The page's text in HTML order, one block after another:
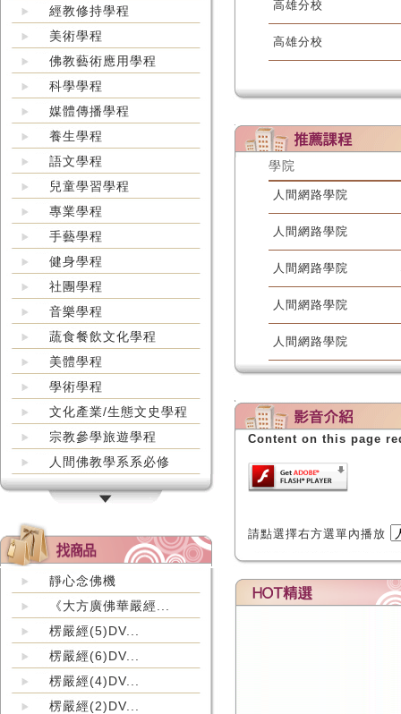
經教修持學程
美術學程
佛教藝術應用學程
科學學程
媒體傳播學程
養生學程
語文學程
兒童學習學程
專業學程
手藝學程
健身學程
社團學程
音樂學程
蔬食餐飲文化學程
美體學程
學術學程
文化產業/生態文史學程
宗教參學旅遊學程
人間佛教學系系必修
靜心念佛機
《大方廣佛華嚴經...
楞嚴經(5)DV...
楞嚴經(6)DV...
楞嚴經(4)DV...
楞嚴經(2)DV...
高雄分校
高雄分校
學院
人間網路學院
人間網路學院
人間網路學院
人間網路學院
人間網路學院
Content on this page
請點選擇右方選單內播放